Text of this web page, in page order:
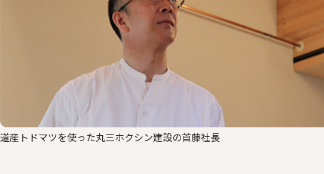
道産トドマツを使った丸三ホクシン建設の首藤社長